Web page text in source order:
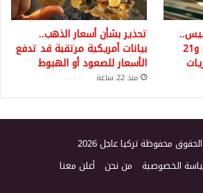
سعر جرام ذهب 24 و22 و21
تحذير بشأن أسعار الذهب..
بيانات أمريكية مرتقبة قد تدفع
الأسعار للصعود أو الهبوط
منذ 22 ساعة
محفوظة تركيا عاجل 2026
الخصوصية من نحن أعلن معنا